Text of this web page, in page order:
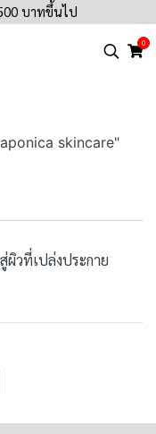
บาทขึ้นไป
0
skincare"
ผิวที่เปล่งประกาย